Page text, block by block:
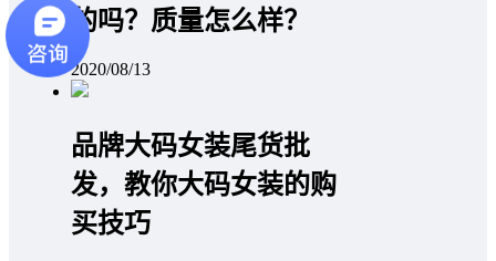
的吗？质量怎么样？
2020/08/13
品牌大码女装尾货批
发，教你大码女装的购
买技巧